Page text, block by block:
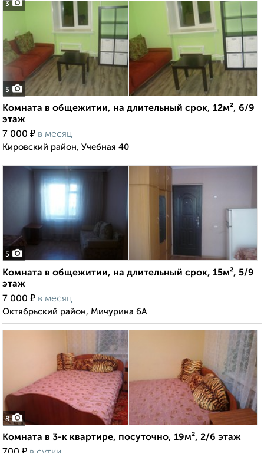
3
5
Комната в общежитии, на длительный срок, 12м², 6/9
этаж
7 000 ₽ в месяц
Кировский район, Учебная 40
5
Комната в общежитии, на длительный срок, 15м², 5/9
этаж
7 000 ₽ в месяц
Октябрьский район, Мичурина 6А
8
Комната в 3-к квартире, посуточно, 19м², 2/6 этаж